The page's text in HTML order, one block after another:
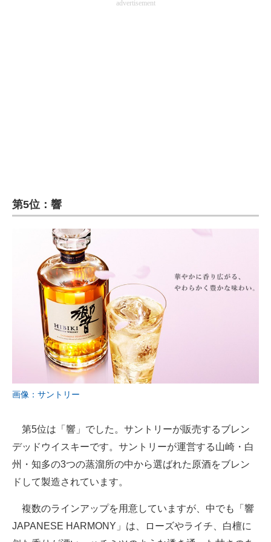
advertisement
第5位：響
画像：サントリー
第5位は「響」でした。サントリーが販売するブレン
デッドウイスキーです。サントリーが運営する山崎・白
州・知多の3つの蒸溜所の中から選ばれた原酒をブレン
ドして製造されています。
複数のラインアップを用意していますが、中でも「響
JAPANESE HARMONY」は、ローズやライチ、白檀に